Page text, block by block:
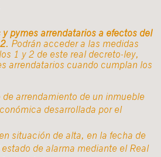
pymes arrendatarios a efectos del
. Podrán acceder a las medidas
1 y 2 de este real decreto-ley,
arrendatarios cuando cumplan los
arrendamiento de un inmueble
desarrollada por el
situación de alta, en la fecha de
de alarma mediante el Real